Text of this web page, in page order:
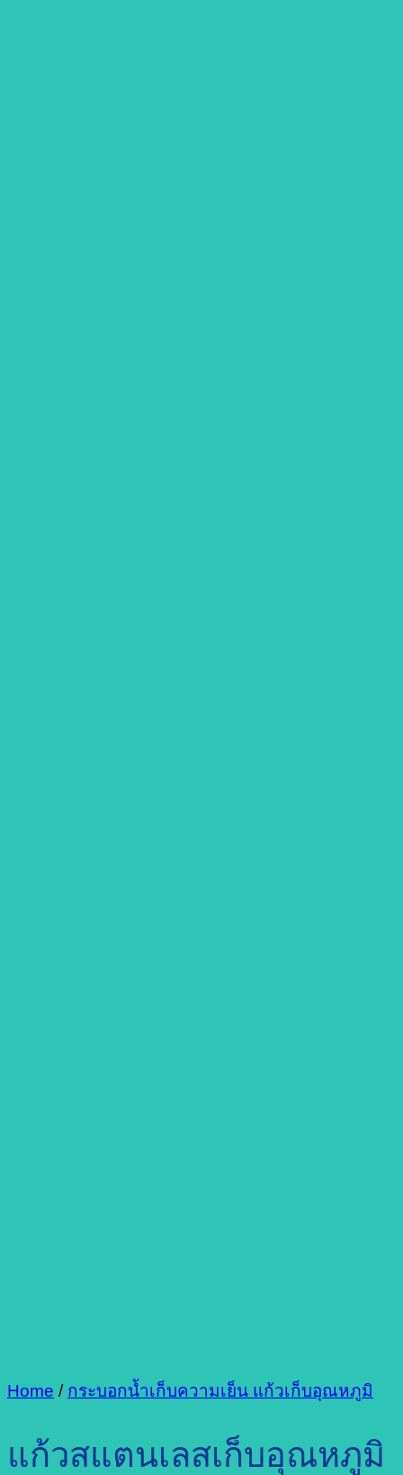
Home / กระบอกน้ำเก็บความเย็น แก้วเก็บอุณหภูมิ
แก้วสแตนเลสเก็บอุณหภูมิ